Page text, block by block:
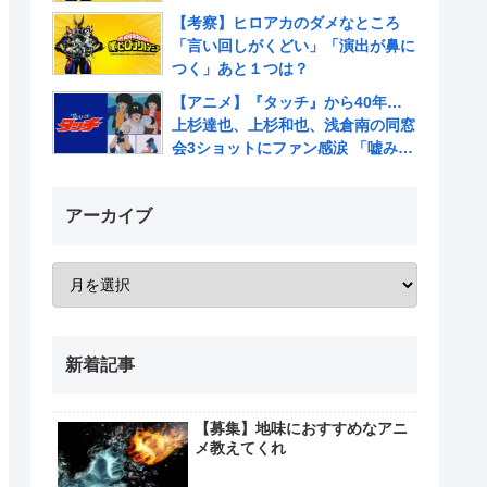
【考察】ヒロアカのダメなところ
「言い回しがくどい」「演出が鼻に
つく」あと１つは？
【アニメ】『タッチ』から40年…
上杉達也、上杉和也、浅倉南の同窓
会3ショットにファン感涙 「嘘みた
アーカイブ
新着記事
【募集】地味におすすめなアニ
メ教えてくれ